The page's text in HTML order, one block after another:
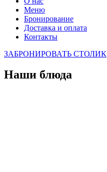
Меню
Бронирование
Доставка и оплата
Контакты
ЗАБРОНИРОВАТЬ СТОЛИК
Наши блюда